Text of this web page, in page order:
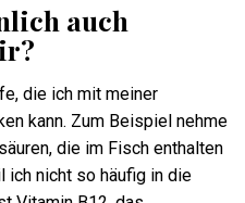
auch
die ich mit meiner
kann. Zum Beispiel nehme
die im Fisch enthalten
ich nicht so häufig in die